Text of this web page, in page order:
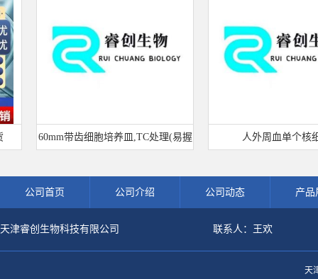
60mm带齿细胞培养皿,TC处理(易握 人外周血单个核细
公司首页 公司介绍 公司动态 产品
天津睿创生物科技有限公司 联系人：王欢
天